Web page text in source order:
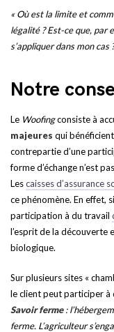
« Où est la limite et
légalité ? Est-ce que, par
s’appliquer dans mon cas
Notre
Le Woofingconsiste à
majeures qui
contrepartie d’une
forme d’échange n’est
Lescaisses d’assurance
ce phénomène. En effet,
participation à du travail
l’esprit de la découverte
biologique.
Sur plusieurs sites «
le client peut participer à
Savoir ferme:
ferme. L’agriculteur